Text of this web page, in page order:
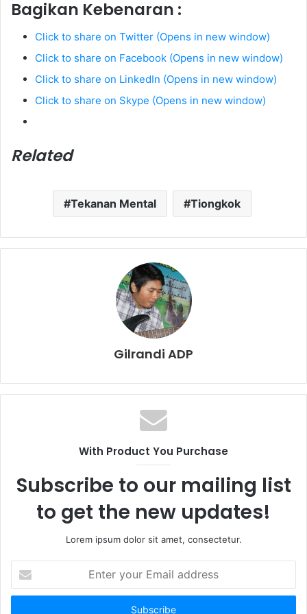
Bagikan Kebenaran :
Click to share on Twitter (Opens in new window)
Click to share on Facebook (Opens in new window)
Click to share on LinkedIn (Opens in new window)
Click to share on Skype (Opens in new window)
Related
Tekanan Mental Tiongkok
Gilrandi ADP
With Product You Purchase
Subscribe to our mailing list
to get the new updates!
Lorem ipsum dolor sit amet, consectetur.
t